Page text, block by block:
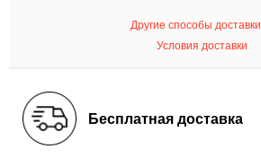
Другие способы доставки
Условия доставки
Бесплатная доставка